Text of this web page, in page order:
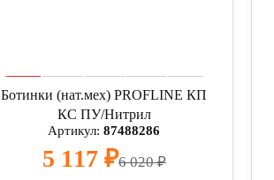
Ботинки (нат.мех) PROFLINE КП
КС ПУ/Нитрил
Артикул:87488286
5 117 ₽6 020 ₽